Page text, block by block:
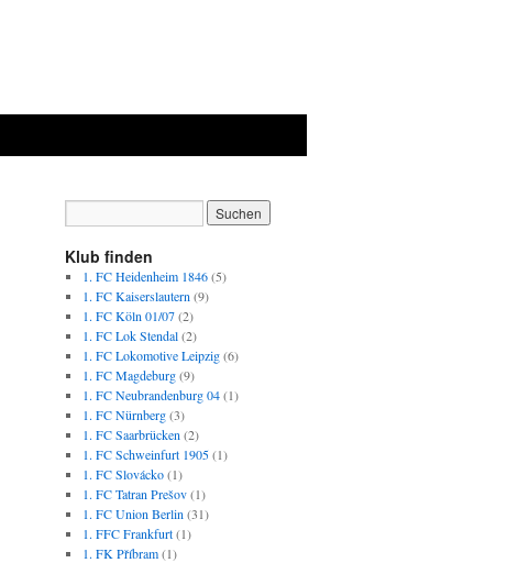
Klub finden
1. FC Heidenheim 1846(5)
1. FC Kaiserslautern (9)
1. FC Köln 01/07(2)
1. FC Lok Stendal(2)
1. FC Lokomotive Leipzig(6)
1. FC Magdeburg(9)
1. FC Neubrandenburg 04(1)
1. FC Nürnberg(3)
1. FC Saarbrücken (2)
1. FC Schweinfurt 1905(1)
1. FC Slovácko(1)
1. FC Tatran Prešov(1)
1. FC Union Berlin (31)
1. FFC Frankfurt(1)
1. FK Příbram(1)